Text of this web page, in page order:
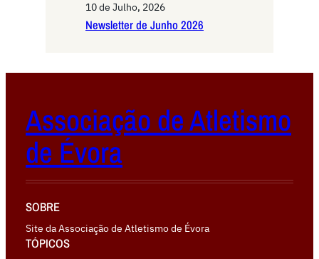
10 de Julho, 2026
Newsletter de Junho 2026
Associação de Atletismo
de Évora
SOBRE
Site da Associação de Atletismo de Évora
TÓPICOS